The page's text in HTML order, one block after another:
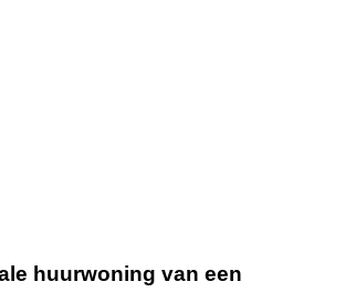
huurwoning van een